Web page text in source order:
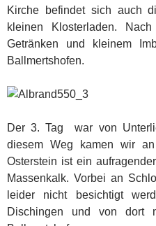
Kirche befindet sich auch
kleinen Klosterladen.
Getränken und kleinem
Ballmertshofen.
Der 3. Tag war von
diesem Weg kamen wir
Osterstein ist ein
Massenkalk. Vorbei an
leider nicht besichtigt
Dischingen und von dort